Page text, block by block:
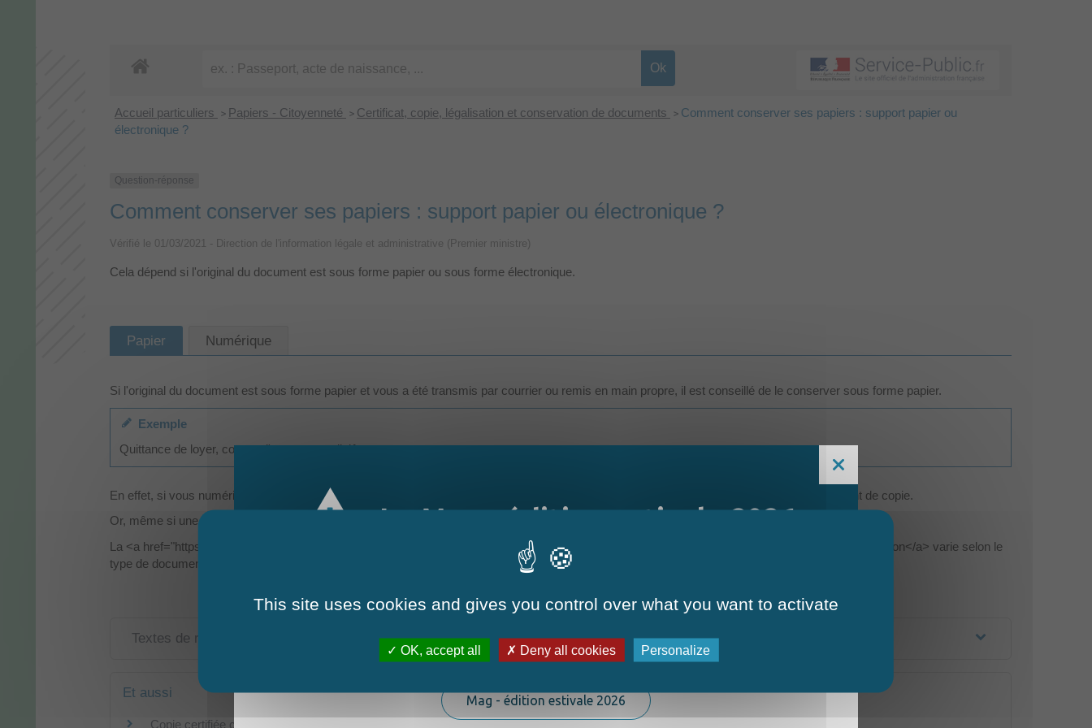
Accueil particuliers > Papiers - Citoyenneté > Certificat, copie, légalisation et conservation de documents > Comment conserver ses papiers : support papier ou
électronique ?
Question-réponse
Comment conserver ses papiers : support papier ou électronique ?
Vérifié le 01/03/2021 - Direction de l'information légale et administrative (Premier ministre)
Cela dépend si l'original du document est sous forme papier ou sous forme électronique.
Papier Numérique
Si l'original du document est sous forme papier et vous a été transmis par courrier ou remis en main propre, il est conseillé de le conserver sous forme papier.
Exemple
Quittance de loyer, contrat d'assurance, diplôme.
En effet, si vous numérisez (scan, photo) ou photocopiez un document original papier, la version électronique/photocopiée a valeur uniquement de copie.
Or, même si une copie fiable peut servir de preuve, l'administration peut toujours exiger la présentation du document original.
La <a href="https://thorignedanjou.fr/toutes-mes-demarches-en-ligne/guide-des-demarches-pour-les-particuliers/?xml=F19134">durée de conservation</a> varie selon le
type de document.
Textes de référence
Et aussi
Copie certifiée conforme d'un document administratif
Le Mag - édition estivale 2026
La nouvelle édition du Mag est arrivée!
Mag - édition estivale 2026
This site uses cookies and gives you control over what you want to activate
OK, accept all Deny all cookies Personalize